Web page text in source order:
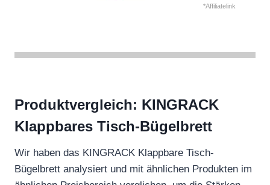
*Affiliatelink
Produktvergleich: KINGRACK
Klappbares Tisch-Bügelbrett
Wir haben das KINGRACK Klappbare Tisch-
Bügelbrett analysiert und mit ähnlichen Produkten im